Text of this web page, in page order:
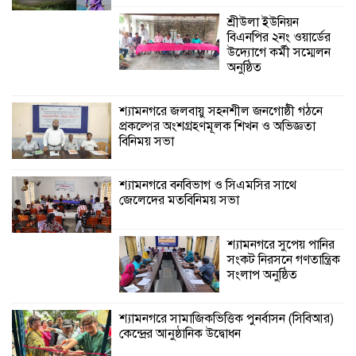
শ্রীউলা ইউনিয়ন
বিএনপির ২নং ওয়ার্ডের
উদ্যোগে কর্মী সম্মেলন
অনুষ্ঠিত
শ্যামনগরে জলবায়ু সহনশীল জনগোষ্ঠী গঠনে
প্রকল্পের অংশগ্রহণমূলক শিখন ও অভিজ্ঞতা
বিনিময় সভা
শ্যামনগরে বনবিভাগ ও সিএমসির সাথে
জেলেদের মতবিনিময় সভা
শ্যামনগরে সুপেয় পানির
সংকট নিরসনে গণতান্ত্রিক
সংলাপ অনুষ্ঠিত
শ্যামনগরে সামাজিকভিত্তিক পুনর্বাসন (সিবিআর)
কেন্দ্রের আনুষ্ঠানিক উদ্বোধন